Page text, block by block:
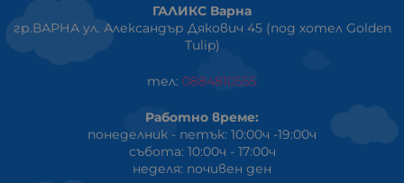
ГАЛИКС Варна
гр.ВАРНА ул. Александър Дякович 45 (под хотел Golden
Tulip)
тел: 0884810555
Работно време:
понеделник - петък: 10:00ч -19:00ч
събота: 10:00ч - 17:00ч
неделя: почивен ден